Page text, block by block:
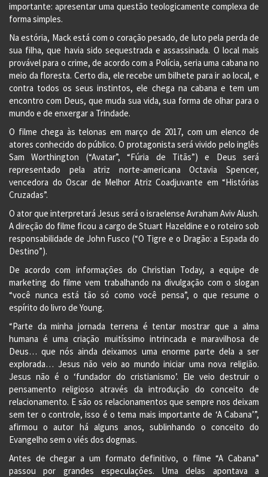
importante: apresentar uma questão teologicamente complexa de
forma simples.
Na estória, Mack está com o coração pesado, de luto pela perda de
sua filha, que havia sido sequestrada e assassinada. O local mais
provável para o crime, de acordo com a Polícia, seria uma cabana no
meio da floresta. Certo dia, ele recebe um bilhete para ir ao local, e
contra todos os seus instintos, ele chega na cabana e tem um
encontro com Deus, que muda sua vida, sua forma de olhar para o
mundo e de enxergar a Trindade.
O filme chega às telonas em março de 2017, com um elenco de
atores conhecido do público. O protagonista será vivido pelo inglês
Sam Worthington (“Avatar”, “Fúria de Titãs”) e Deus será
representado pela atriz norte-americana Octavia Spencer,
vencedora do Oscar de Melhor Atriz Coadjuvante em “Histórias
Cruzadas”.
O ator que interpretará Jesus será o israelense Avraham Aviv Alush.
A direção do filme ficou a cargo de Stuart Hazeldine e o roteiro sob
responsabilidade de John Fusco (“O Tigre e o Dragão: a Espada do
Destino”).
De acordo com informações do Christian Today, a equipe de
marketing do filme vem trabalhando na divulgação com o slogan
“você nunca está tão só como você pensa”, o que resume o
espírito do livro de Young.
“Parte da minha jornada terrena é tentar mostrar que a alma
humana é uma criação muitíssimo intrincada e maravilhosa de
Deus… que nós ainda deixamos uma enorme parte dela a ser
explorada… Jesus não veio ao mundo iniciar uma nova religião.
Jesus não é o ‘fundador do cristianismo’. Ele veio destruir o
pensamento religioso através da introdução do conceito de
relacionamento. E são os relacionamentos que sempre nos deixam
sem ter o controle, isso é o tema mais importante de ‘A Cabana’”,
afirmou o autor há alguns anos, sublinhando o conceito do
Evangelho sem o viés dos dogmas.
Antes de chegar a um formato definitivo, o filme “A Cabana”
passou por grandes especulações. Uma delas apontava a